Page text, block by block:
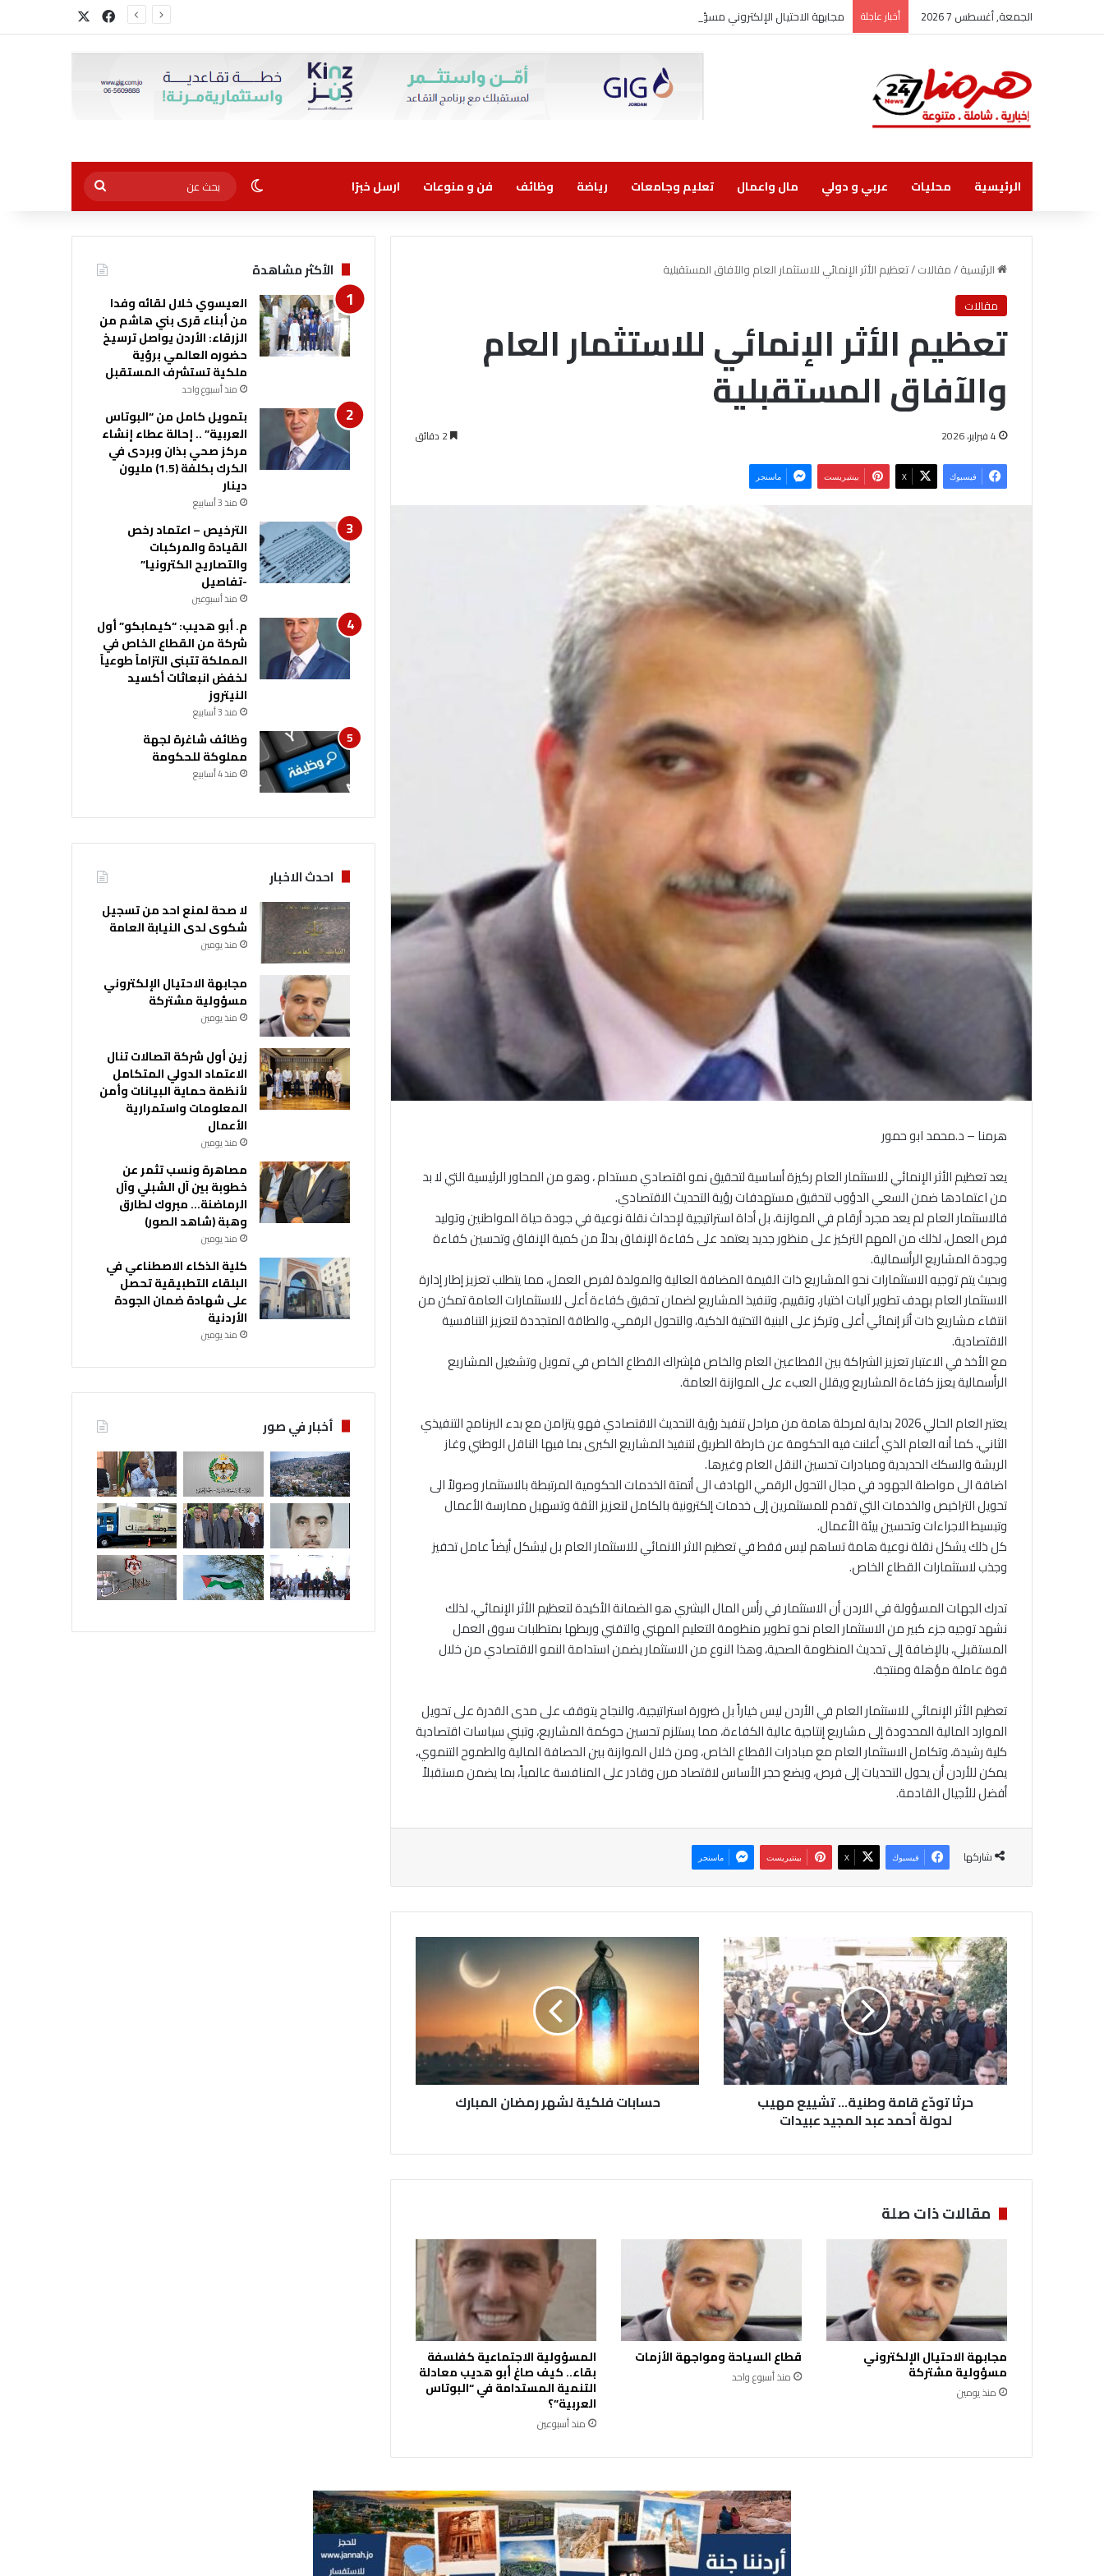
الجمعة, أغسطس 7 2026 أخبار عاجلة مجابهة الاحتيال الإلكتروني مسؤولية مشتركة فيسبوك
الرئيسية محليات عربي و دولي مال واعمال تعليم وجامعات رياضة وظائف فن و منوعات ارسل خبرًا الوضع المظلم
بحث
عن
الرئيسية/مقالات/تعظيم الأثر الإنمائي للاستثمار العام والآفاق المستقبلية
مقالات
تعظيم الأثر الإنمائي للاستثمار العام
والآفاق المستقبلية
4 فبراير، 2026
فيسبوك ‫X بينتيريست ماسنجر
هرمنا – د.محمد ابو حمور
يعد تعظيم الأثر الإنمائي للاستثمار العام ركيزة أساسية لتحقيق نمو اقتصادي مستدام ، وهو من المحاور الرئيسية التي لا بد
من اعتمادها ضمن السعي الدؤوب لتحقيق مستهدفات رؤية التحديث الاقتصادي.
فالاستثمار العام لم يعد مجرد أرقام في الموازنة، بل أداة استراتيجية لإحداث نقلة نوعية في جودة حياة المواطنين وتوليد
فرص العمل، لذلك من المهم التركيز على منظور جديد يعتمد على كفاءة الإنفاق بدلاً من كمية الإنفاق وتحسين كفاءة
وجودة المشاريع الرأسمالية.
وبحيث يتم توجيه الاستثمارات نحو المشاريع ذات القيمة المضافة العالية والمولدة لفرص العمل، مما يتطلب تعزيز إطار إدارة
الاستثمار العام بهدف تطوير آليات اختيار، وتقييم، وتنفيذ المشاريع لضمان تحقيق كفاءة أعلى للاستثمارات العامة تمكن من
انتقاء مشاريع ذات أثر إنمائي أعلى وتركز على البنية التحتية الذكية، والتحول الرقمي، والطاقة المتجددة لتعزيز التنافسية
الاقتصادية.
مع الأخذ في الاعتبار تعزيز الشراكة بين القطاعين العام والخاص فإشراك القطاع الخاص في تمويل وتشغيل المشاريع
الرأسمالية يعزز كفاءة المشاريع ويقلل العبء على الموازنة العامة.
يعتبر العام الحالي 2026 بداية لمرحلة هامة من مراحل تنفيذ رؤية التحديث الاقتصادي فهو يتزامن مع بدء البرنامج التنفيذي
الثاني، كما أنه العام الذي أعلنت فيه الحكومة عن خارطة الطريق لتنفيذ المشاريع الكبرى بما فيها الناقل الوطني وغاز
الريشة والسكك الحديدية ومبادرات تحسين النقل العام وغيرها.
اضافة الى مواصلة الجهود في مجال التحول الرقمي الهادف الى أتمتة الخدمات الحكومية المرتبطة بالاستثمار وصولاً الى
تحويل التراخيص والخدمات التي تقدم للمستثمرين إلى خدمات إلكترونية بالكامل لتعزيز الثقة وتسهيل ممارسة الأعمال
وتبسيط الاجراءات وتحسين بيئة الأعمال.
كل ذلك يشكل نقلة نوعية هامة تساهم ليس فقط في تعظيم الاثر الانمائي للاستثمار العام بل ليشكل أيضاً عامل تحفيز
وجذب لاستثمارات القطاع الخاص.
تدرك الجهات المسؤولة في الاردن أن الاستثمار في رأس المال البشري هو الضمانة الأكيدة لتعظيم الأثر الإنمائي، لذلك
نشهد توجيه جزء كبير من الاستثمار العام نحو تطوير منظومة التعليم المهني والتقني وربطها بمتطلبات سوق العمل
المستقبلي، بالإضافة إلى تحديث المنظومة الصحية، وهذا النوع من الاستثمار يضمن استدامة النمو الاقتصادي من خلال
قوة عاملة مؤهلة ومنتجة.
تعظيم الأثر الإنمائي للاستثمار العام في الأردن ليس خياراً بل ضرورة استراتيجية، والنجاح يتوقف على مدى القدرة على تحويل
الموارد المالية المحدودة إلى مشاريع إنتاجية عالية الكفاءة، مما يستلزم تحسين حوكمة المشاريع، وتبني سياسات اقتصادية
كلية رشيدة، وتكامل الاستثمار العام مع مبادرات القطاع الخاص، ومن خلال الموازنة بين الحصافة المالية والطموح التنموي،
يمكن للأردن أن يحول التحديات إلى فرص، ويضع حجر الأساس لاقتصاد مرن وقادر على المنافسة عالمياً، بما يضمن مستقبلاً
أفضل للأجيال القادمة.
شاركها فيسبوك ‫X بينتيريست ماسنجر
ح
ر
ث
ا
ت
و
دّ
ع
ق
و
ن
ي
ة
…
ع
م
ه
ي
ب
ل
حرثا تودّع قامة وطنية… تشييع مهيب
لدولة أحمد عبد المجيد عبيدات
ح
س
ا
ت
ل
ك
ش
ر
ض
ا
ن
ا
ل
م
ب
ا
حسابات فلكية لشهر رمضان المبارك
مقالات ذات صلة
مجابهة الاحتيال الإلكتروني
مسؤولية مشتركة
منذ يومين
قطاع السياحة ومواجهة الأزمات
منذ أسبوع واحد
المسؤولية الاجتماعية كفلسفة
بقاء.. كيف صاغ أبو هديب معادلة
التنمية المستدامة في “البوتاس
العربية”؟
منذ أسبوعين
الأكثر مشاهدة
العيسوي خلال لقائه وفدا
من أبناء قرى بني هاشم من
الزرقاء: الأردن يواصل ترسيخ
حضوره العالمي برؤية
ملكية تستشرف المستقبل
منذ أسبوع واحد
بتمويل كامل من “البوتاس
العربية” .. إحالة عطاء إنشاء
مركز صحي بذان وبردى في
الكرك بكلفة (1.5) مليون
دينار
منذ 3 أسابيع
الترخيص – اعتماد رخص
القيادة والمركبات
والتصاريح الكترونيا”
-تفاصيل
منذ أسبوعين
م. أبو هديب: “كيمابكو” أول
شركة من القطاع الخاص في
المملكة تتبنى التزاماً طوعياً
لخفض انبعاثات أكسيد
النيتروز
منذ 3 أسابيع
وظائف شاغرة لجهة
مملوكة للحكومة
منذ 4 أسابيع
احدث الاخبار
لا صحة لمنع احد من تسجيل
شكوى لدى النيابة العامة
منذ يومين
مجابهة الاحتيال الإلكتروني
مسؤولية مشتركة
منذ يومين
زين أول شركة اتصالات تنال
الاعتماد الدولي المتكامل
لأنظمة حماية البيانات وأمن
المعلومات واستمرارية
الأعمال
منذ يومين
مصاهرة ونسب تثمر عن
خطوبة بين آل الشبلي وآل
الرماضنة… مبروك لطارق
وهبة (شاهد الصور)
منذ يومين
كلية الذكاء الاصطناعي في
البلقاء التطبيقية تحصل
على شهادة ضمان الجودة
الأردنية
منذ يومين
أخبار في صور